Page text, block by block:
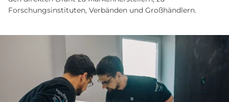
Forschungsinstituten, Verbänden und Großhändlern.